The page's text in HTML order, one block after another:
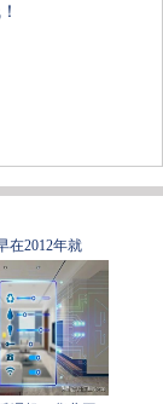
在2012年就